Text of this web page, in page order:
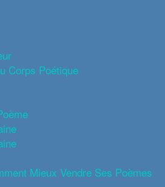
Corps Poétique
Mieux Vendre Ses Poèmes